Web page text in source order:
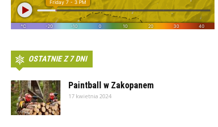
OSTATNIE Z 7 DNI
Paintball w Zakopanem
17 kwietnia 2024